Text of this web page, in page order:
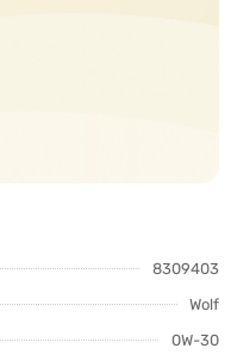
8309403
Wolf
0W-30